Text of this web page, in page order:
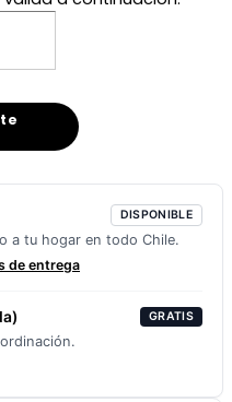
DISPONIBLE
a tu hogar en todo Chile.
de entrega
GRATIS